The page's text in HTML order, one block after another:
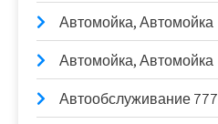
Автомойка, Автомойка
Автомойка, Автомойка
Автообслуживание 777